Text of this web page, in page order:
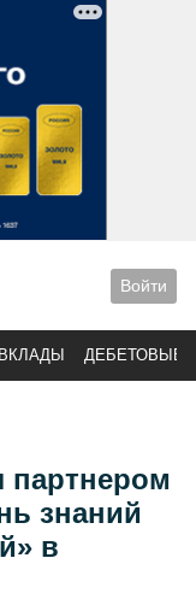
Войти
ВКЛАДЫ ДЕБЕТОВЫЕ
партнером
знаний
в